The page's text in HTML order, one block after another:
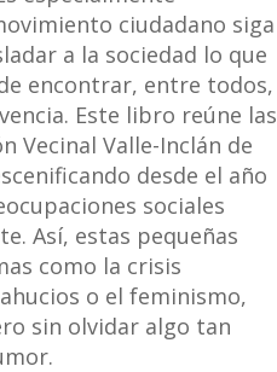
ciudadano siga
a la sociedad lo que
encontrar, entre todos,
Este libro reúne las
Vecinal Valle-Inclán de
desde el año
sociales
Así, estas pequeñas
como la crisis
o el feminismo,
sin olvidar algo tan